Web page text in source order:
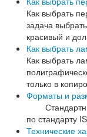
Как выбрать
задача
красивый и
Как выбрать
Как выбрать
только в
Форматы и
по стандарту
Технические